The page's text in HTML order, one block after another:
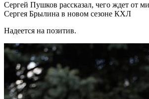
Сергей Пушков рассказал, чего ждет от
Сергея Брылина в новом сезоне КХЛ
Надеется на позитив.